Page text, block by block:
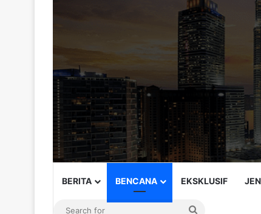
BERITA BENCANA EKSKLUSIF